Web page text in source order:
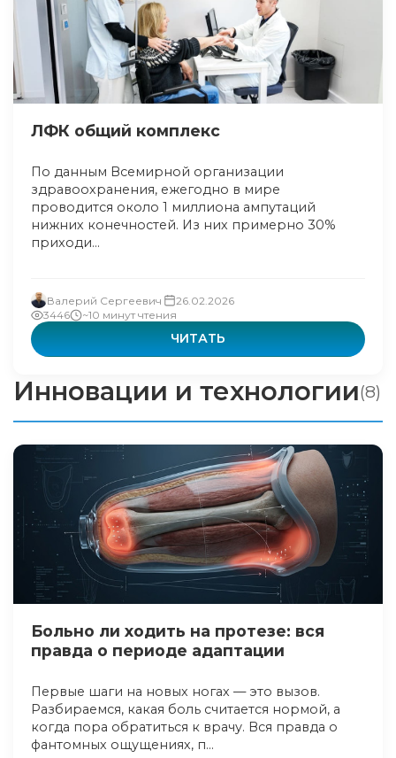
ЛФК общий комплекс
По данным Всемирной организации
здравоохранения, ежегодно в мире
проводится около 1 миллиона ампутаций
нижних конечностей. Из них примерно 30%
приходи...
Валерий Сергеевич
26.02.2026
3446
~10 минут чтения
ЧИТАТЬ
Инновации и технологии(8)
Больно ли ходить на протезе: вся
правда о периоде адаптации
Первые шаги на новых ногах — это вызов.
Разбираемся, какая боль считается нормой, а
когда пора обратиться к врачу. Вся правда о
фантомных ощущениях, п...